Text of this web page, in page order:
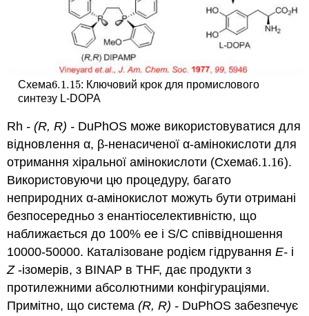
Схема6.1.15
6.1.15: Ключовий крок для промислового
синтезу L-DOPA
Rh - (R, R) - DuPhOS може використовуватися для
відновлення α, β-ненасиченої α-амінокислоти для
отримання хіральної амінокислоти (Схема6.1.16
6.1.16).
Використовуючи цю процедуру, багато
неприродних α-амінокислот можуть бути отримані
безпосередньо з енантіоселективністю, що
наближається до 100% ee і S/C співвідношення
10000-50000. Каталізоване родієм гідруванняE- і
Z-ізомерів, з BINAP в THF, дає продукти з
протилежними абсолютними конфігураціями.
Примітно, що система(R, R) - DuPhOS забезпечує